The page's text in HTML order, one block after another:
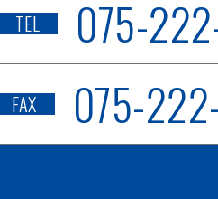
TEL 075-
FAX 075-